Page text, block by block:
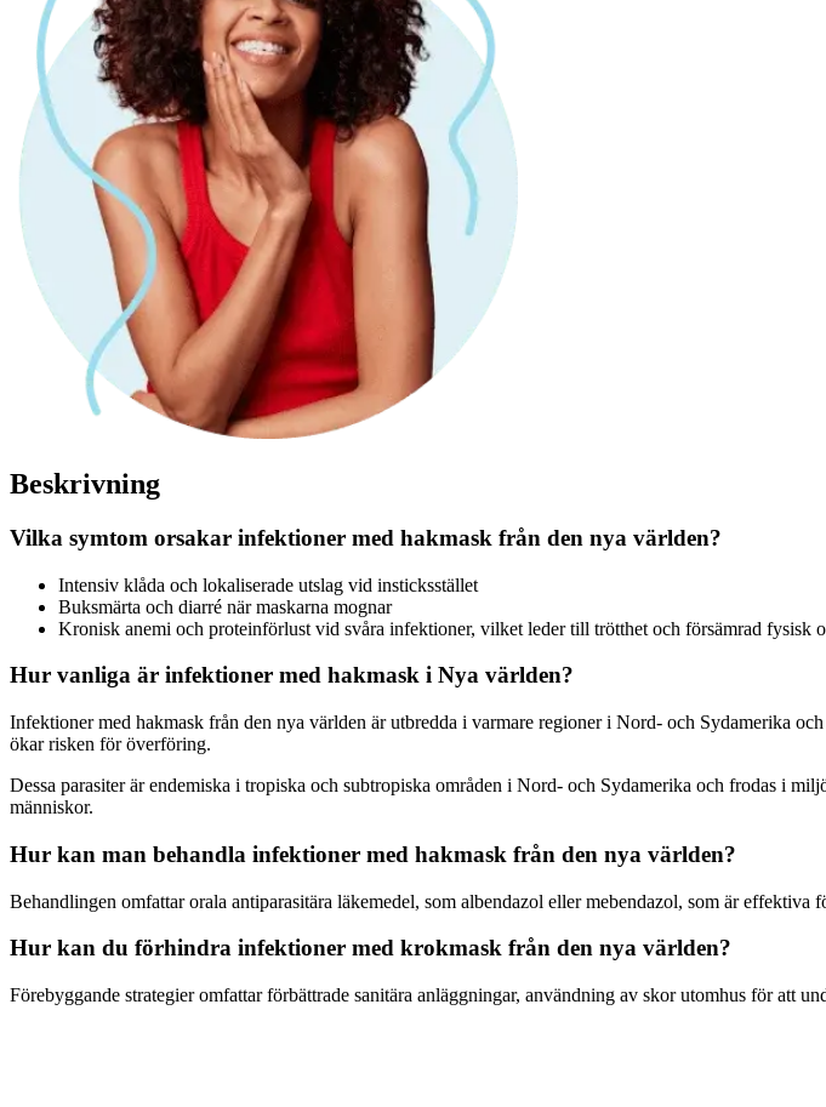
Beskrivning
Vilka symtom orsakar infektioner med hakmask från den nya världen?
Intensiv klåda och lokaliserade utslag vid insticksstället
Buksmärta och diarré när maskarna mognar
Kronisk anemi och proteinförlust vid svåra infektioner, vilket leder till trötthet och försämrad fysisk
Hur vanliga är infektioner med hakmask i Nya världen?
Infektioner med hakmask från den nya världen är utbredda i varmare regioner i Nord- och Sydamerika
ökar risken för överföring.
Dessa parasiter är endemiska i tropiska och subtropiska områden i Nord- och Sydamerika och frodas i
människor.
Hur kan man behandla infektioner med hakmask från den nya världen?
Behandlingen omfattar orala antiparasitära läkemedel, som albendazol eller mebendazol, som är
Hur kan du förhindra infektioner med krokmask från den nya världen?
Förebyggande strategier omfattar förbättrade sanitära anläggningar, användning av skor utomhus för att